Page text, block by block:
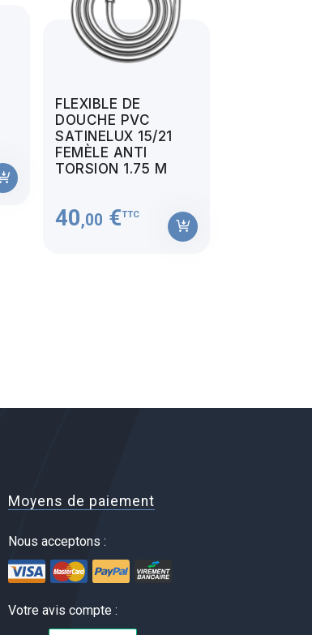
FLEXIBLE DE
DOUCHE PVC
SATINELUX 15/21
FEMÈLE ANTI
TORSION 1.75 M
40,00 €TTC
Moyens de paiement
Nous acceptons :
Votre avis compte :